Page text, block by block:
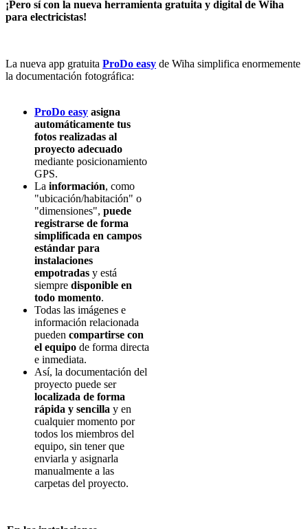
¡Pero sícon la nueva herramienta gratuita y digital de Wiha
para electricistas!
La nueva app gratuita ProDo easy de Wiha simplifica enormemente
la documentación fotográfica:
ProDo easy asigna
automáticamente tus
fotos realizadas al
proyecto adecuado
mediante posicionamiento
GPS.
La información, como
"ubicación/habitación" o
"dimensiones", puede
registrarse de forma
simplificada en campos
estándar para
instalaciones
empotradas y está
siempre disponible en
todo momento.
Todas las imágenes e
información relacionada
pueden compartirse con
el equipo de forma directa
e inmediata.
Así, la documentación del
proyecto puede ser
localizada de forma
rápida y sencilla y en
cualquier momento por
todos los miembros del
equipo, sin tenerque
enviarla y asignarla
manualmente a las
carpetas del proyecto.